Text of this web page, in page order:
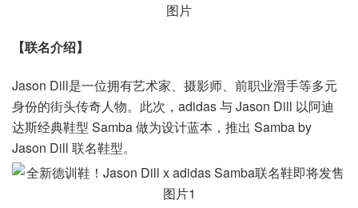
【联名介绍】
Jason Dill是一位拥有艺术家、摄影师、前职业滑手等多元
身份的街头传奇人物。此次，adidas 与 Jason Dill 以阿迪
达斯经典鞋型 Samba 做为设计蓝本，推出 Samba by
Jason Dill 联名鞋型。